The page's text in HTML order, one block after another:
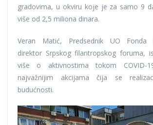
gradovima, u okviru koje je za samo 9
više od 2,5 miliona dinara.
Veran Matić, Predsednik UO
direktor Srpskog filantropskog foruma,
više o aktivnostima tokom
najvažnijim akcijama čija se
budućnosti.